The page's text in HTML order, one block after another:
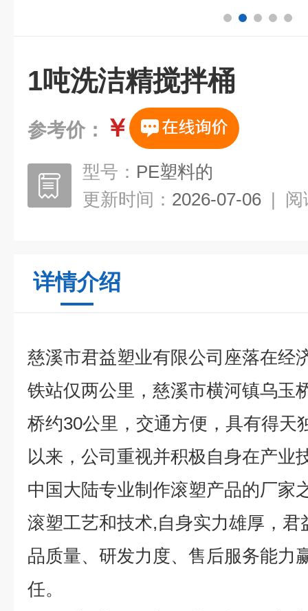
1吨洗洁精搅拌桶
参考价： ￥
型号： PE塑料的
更新时间： 2026-07-06 | 阅
详情介绍
慈溪市君益塑业有限公司座落在经
铁站仅两公里，慈溪市横河镇乌玉
桥约30公里，交通方便，具有得天
以来，公司重视并积极自身在产业
中国大陆专业制作滚塑产品的厂家
滚塑工艺和技术,自身实力雄厚，
品质量、研发力度、售后服务能力
任。